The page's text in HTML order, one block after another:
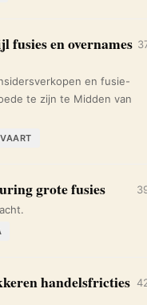
fusies en overnames
en fusie-
te zijn te Midden van
grote fusies
handelsfricties